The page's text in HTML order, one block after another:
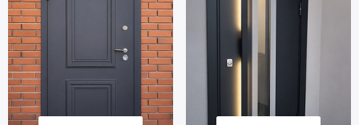
класса защиты.
В полости створки имеется теплоизоляционный материал
пеноплекс. Уплотнители по периметру проема: 2 контура для
дополнительной защиты от шума.
Дверь порошок предназначена для многолетней эксплуатации и
сохраняет работоспособность в течение 10 тысяч циклов
открытия и закрытия створки. Использование качественных